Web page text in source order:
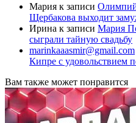
Мария к записи
Щербакова выходит
Ирина к записи Мария
сыграли тайную свадьбу
marinkaaasmir@gmail.com
Кипре с удовольствием
Вам также может понравится